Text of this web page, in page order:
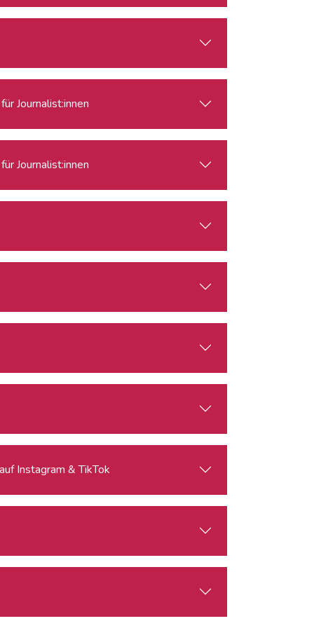
Journalist:innen
Journalist:innen
Instagram & TikTok